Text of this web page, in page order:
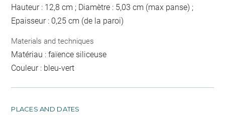
Hauteur : 12,8 cm ; Diamètre : 5,03 cm (max panse) ;
Epaisseur : 0,25 cm (de la paroi)
Materials and techniques
Matériau : faïence siliceuse
Couleur : bleu-vert
PLACES AND DATES